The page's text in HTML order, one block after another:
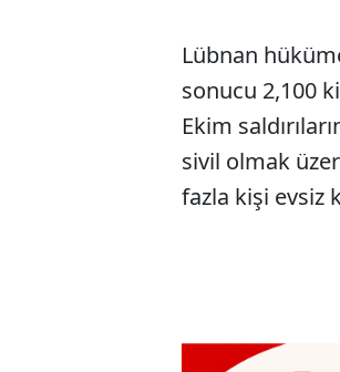
Lübnan
sonucu 2,100
Ekim
sivil olmak
fazla kişi evsiz